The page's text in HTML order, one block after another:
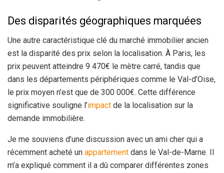
Des disparités géographiques marquées
Une autre caractéristique clé du marché immobilier ancien
est la disparité des prix selon la localisation. À Paris, les
prix peuvent atteindre 9 470€ le mètre carré, tandis que
dans les départements périphériques comme le Val-d’Oise,
le prix moyen n’est que de 300 000€. Cette différence
significative souligne l’impact de la localisation sur la
demande immobilière.
Je me souviens d’une discussion avec un ami cher qui a
récemment acheté un appartement dans le Val-de-Marne. Il
m’a expliqué comment il a dû comparer différentes zones